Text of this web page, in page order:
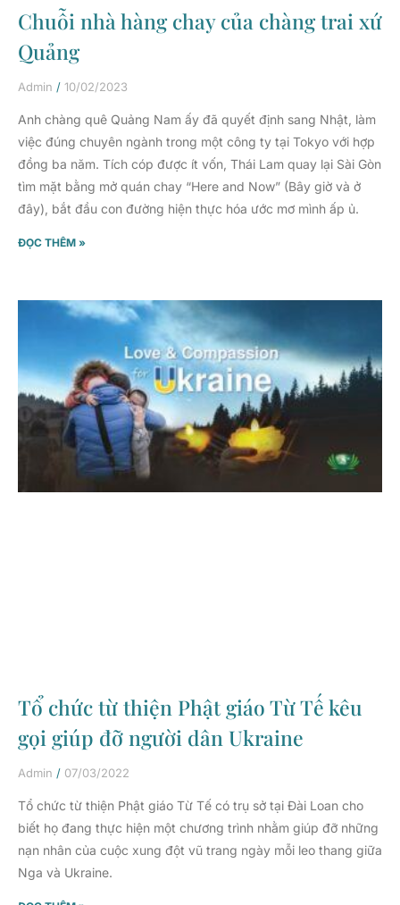
Chuỗi nhà hàng chay của chàng trai xứ
Quảng
Admin 10/02/2023
Anh chàng quê Quảng Nam ấy đã quyết định sang Nhật, làm
việc đúng chuyên ngành trong một công ty tại Tokyo với hợp
đồng ba năm. Tích cóp được ít vốn, Thái Lam quay lại Sài Gòn
tìm mặt bằng mở quán chay “Here and Now” (Bây giờ và ở
đây), bắt đầu con đường hiện thực hóa ước mơ mình ấp ủ.
ĐỌC THÊM »
Tổ chức từ thiện Phật giáo Từ Tế kêu
gọi giúp đỡ người dân Ukraine
Admin 07/03/2022
Tổ chức từ thiện Phật giáo Từ Tế có trụ sở tại Đài Loan cho
biết họ đang thực hiện một chương trình nhằm giúp đỡ những
nạn nhân của cuộc xung đột vũ trang ngày mỗi leo thang giữa
Nga và Ukraine.